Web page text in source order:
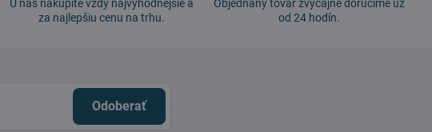
U nás nakúpite vždy najvýhodnejšie a
za najlepšiu cenu na trhu.
Objednaný tovar zvyčajne doručíme už
od 24 hodín.
Odoberať